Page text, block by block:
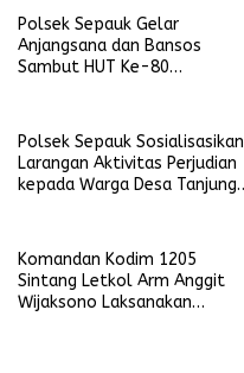
Polsek Sepauk Gelar
Anjangsana dan Bansos
Sambut HUT Ke-80
Polsek Sepauk Sosialisasikan
Larangan Aktivitas Perjudian
kepada Warga Desa Tanjung
Komandan Kodim 1205
Sintang Letkol Arm Anggit
Wijaksono Laksanakan